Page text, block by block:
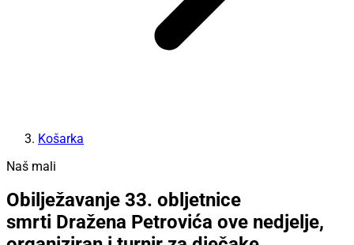
Košarka
Naš mali
Obilježavanje 33. obljetnice
smrti Dražena Petrovića ove nedjelje,